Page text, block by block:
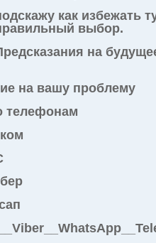
как избежать
выбор.
на
на вашу проблему
телефонам